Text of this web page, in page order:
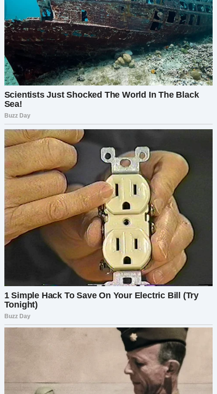
Она с любовью поправляла волосы моему
брату, целовала его в лоб. Когда же ее взгляд
скользнул по мне, в нем не было ни тепла, ни
радости.
— Привет, мама, — сказала я, заставив себя
улыбнуться.
Ее губы слегка поджались.
— О. Ты здесь.
Вот и все. Ни объятий, ни радости, ни даже
намека на то, что мое присутствие для нее что-
то значит.
Но я старалась. Я потратила часы, создавая для
нее открытку, раскрашивая каждый уголок,
делая ее идеальной. Это был мой способ
сказать:
Я все еще люблю тебя. А ты меня?
Я протянула открытку дрожащими руками.
— Я сделала это для тебя.
Она едва взглянула на нее, прежде чем
передать моему брату.
— Держи, дорогой. Это для тебя.